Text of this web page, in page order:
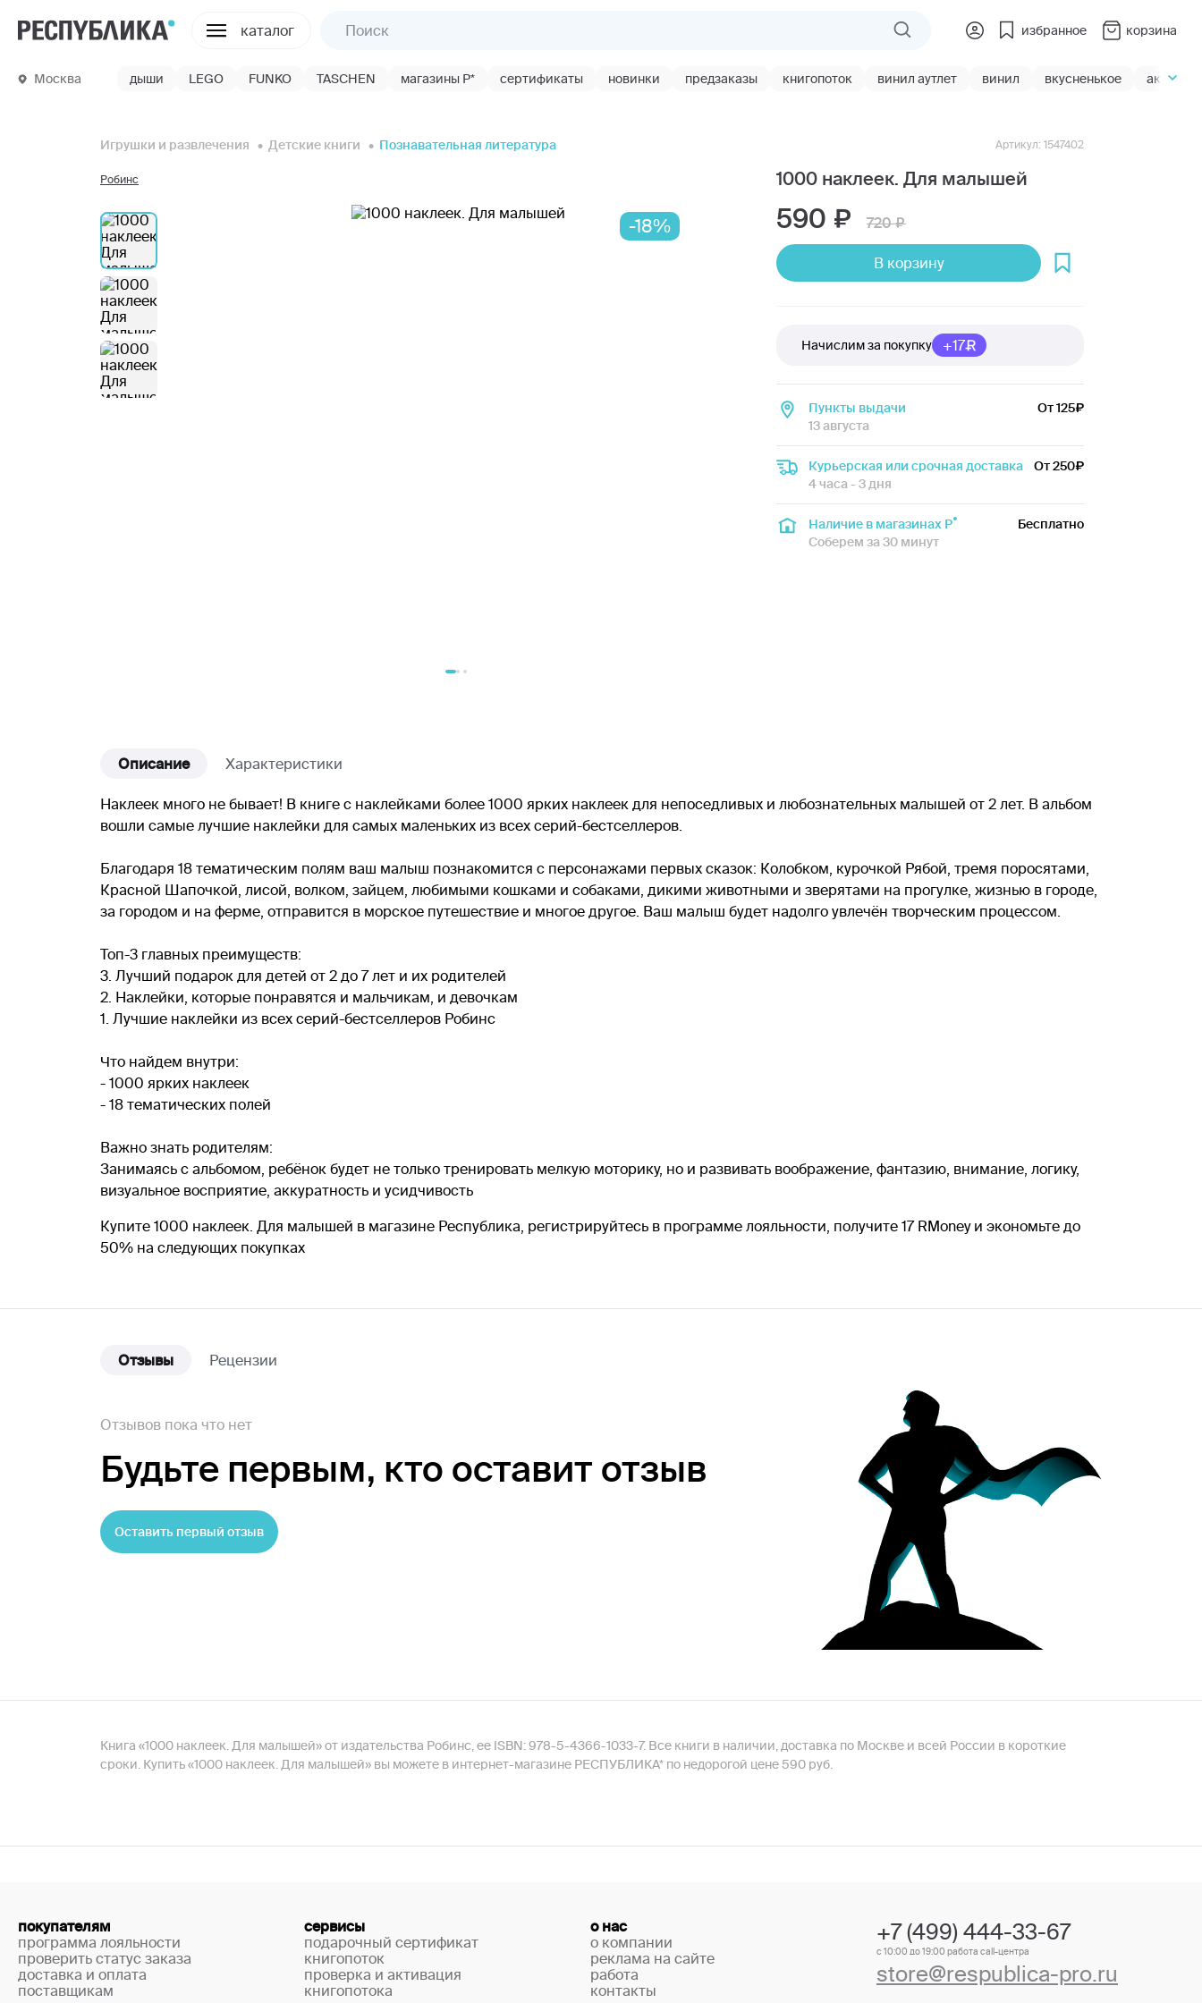
каталог избранное корзина
Москва дыши LEGO FUNKO TASCHEN магазины Р* сертификаты новинки предзаказы книгопоток винил аутлет винил вкусненькое акции
Игрушки и развлечения Детские книги Познавательная литература
-18%
Робинс 1000 наклеек. Для малышей
Артикул: 1547402
590 720
В корзину
Начислим за покупку +17
Пункты выдачи
13 августа
От 125
Курьерская или срочная доставка
4 часа - 3 дня
От 250
Наличие в магазинах Р
Соберем за 30 минут
Бесплатно
Описание Характеристики
Наклеек много не бывает! В книге с наклейками более 1000 ярких наклеек для непоседливых и любознательных малышей от 2 лет. В альбом
вошли самые лучшие наклейки для самых маленьких из всех серий-бестселлеров.
Благодаря 18 тематическим полям ваш малыш познакомится с персонажами первых сказок: Колобком, курочкой Рябой, тремя поросятами,
Красной Шапочкой, лисой, волком, зайцем, любимыми кошками и собаками, дикими животными и зверятами на прогулке, жизнью в городе,
за городом и на ферме, отправится в морское путешествие и многое другое. Ваш малыш будет надолго увлечён творческим процессом.
Топ-3 главных преимуществ:
3. Лучший подарок для детей от 2 до 7 лет и их родителей
2. Наклейки, которые понравятся и мальчикам, и девочкам
1. Лучшие наклейки из всех серий-бестселлеров Робинс
Что найдем внутри:
- 1000 ярких наклеек
- 18 тематических полей
Важно знать родителям:
Занимаясь с альбомом, ребёнок будет не только тренировать мелкую моторику, но и развивать воображение, фантазию, внимание, логику,
визуальное восприятие, аккуратность и усидчивость
Купите 1000 наклеек. Для малышей в магазине Республика, регистрируйтесь в программе лояльности, получите 17 RMoney и экономьте до
50% на следующих покупках
Отзывы Рецензии
Отзывов пока что нет
Будьте первым, кто оставит отзыв
Оставить первый отзыв
Книга «1000 наклеек. Для малышей» от издательства Робинс, ее ISBN: 978-5-4366-1033-7. Все книги в наличии, доставка по Москве и всей России в короткие
сроки. Купить «1000 наклеек. Для малышей» вы можете в интернет-магазине РЕСПУБЛИКА* по недорогой цене 590 руб.
покупателям
программа лояльности
проверить статус заказа
доставка и оплата
поставщикам
сервисы
подарочный сертификат
книгопоток
проверка и активация
книгопотока
о нас
о компании
реклама на сайте
работа
контакты
+7 (499) 444-33-67
с 10:00 до 19:00 работа call-центра
store@respublica-pro.ru